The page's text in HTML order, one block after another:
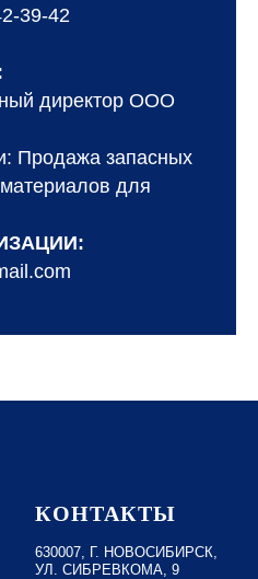
39-42
директор ООО
Продажа запасных
для
КОНТАКТЫ
630007, Г. НОВОСИБИРСК,
УЛ. СИБРЕВКОМА, 9